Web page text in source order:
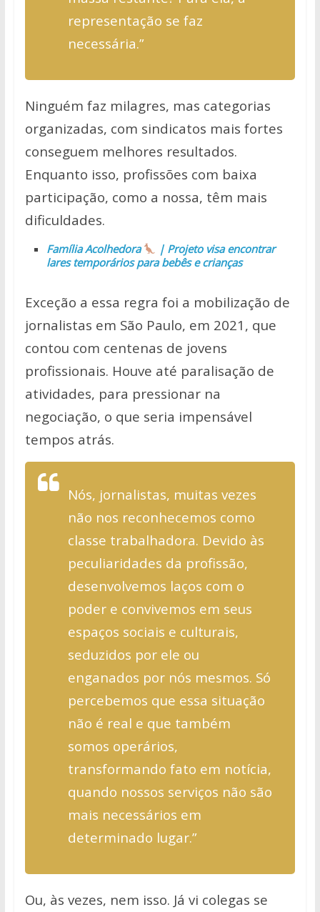
representação se faz
necessária.”
Ninguém faz milagres, mas categorias
organizadas, com sindicatos mais fortes
conseguem melhores resultados.
Enquanto isso, profissões com baixa
participação, como a nossa, têm mais
dificuldades.
Família Acolhedora
| Projeto visa encontrar
lares temporários para bebês e crianças
Exceção a essa regra foi a mobilização de
jornalistas em São Paulo, em 2021, que
contou com centenas de jovens
profissionais. Houve até paralisação de
atividades, para pressionar na
negociação, o que seria impensável
tempos atrás.
Nós, jornalistas, muitas vezes
não nos reconhecemos como
classe trabalhadora. Devido às
peculiaridades da profissão,
desenvolvemos laços com o
poder e convivemos em seus
espaços sociais e culturais,
seduzidos por ele ou
enganados por nós mesmos. Só
percebemos que essa situação
não é real e que também
somos operários,
transformando fato em notícia,
quando nossos serviços não são
mais necessários em
determinado lugar.”
Ou, às vezes, nem isso. Já vi colegas se